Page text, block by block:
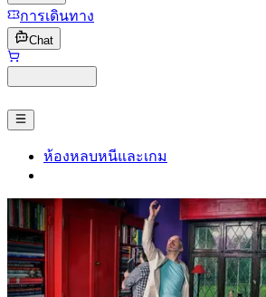
การเดินทาง
Chat
ห้องหลบหนีและเกม